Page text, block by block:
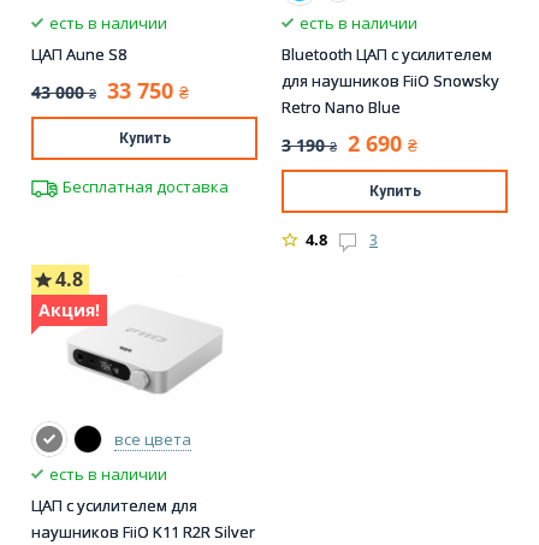
есть в наличии
ЦАП Aune S8
43 000 ₴ 33 750 ₴
Купить
Бесплатная доставка
есть в наличии
Bluetooth ЦАП с усилителем
для наушников FiiO Snowsky
Retro Nano Blue
3 190 ₴ 2 690 ₴
Купить
4.8 3
4.8
Акция!
все цвета
есть в наличии
ЦАП с усилителем для
наушников FiiO K11 R2R Silver